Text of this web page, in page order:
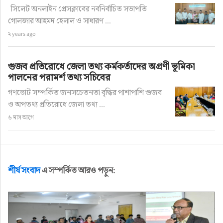
সিলেট অনলাইন প্রেসক্লাবের নবনির্বাচিত সভাপতি
গোলজার আহমদ হেলাল ও সাধারণ ...
২ years ago
গুজব প্রতিরোধে জেলা তথ্য কর্মকর্তাদের অগ্রণী ভূমিকা
পালনের পরামর্শ তথ্য সচিবের
গণভোট সম্পর্কিত জনসচেতনতা বৃদ্ধির পাশাপাশি গুজব
ও অপতথ্য প্রতিরোধে জেলা তথ্য ...
৬ মাস আগে
শীর্ষ সংবাদএ সম্পর্কিত আরও পড়ুন: